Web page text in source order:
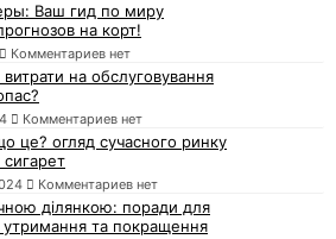
Ваш гид по миру
на корт!
Комментариев нет
на обслуговування
Комментариев нет
це? огляд сучасного ринку
Комментариев нет
ділянкою: поради для
та покращення